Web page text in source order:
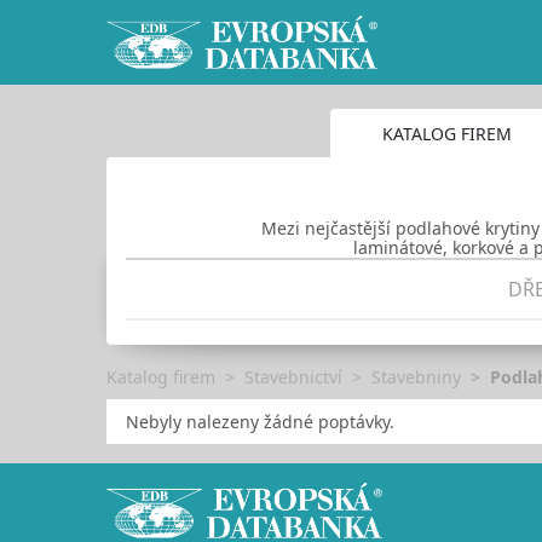
KATALOG FIREM
Mezi nejčastější podlahové
laminátové, korkové a
Katalog firem Stavebnictví Stavebniny
Nebyly nalezeny žádné poptávky.